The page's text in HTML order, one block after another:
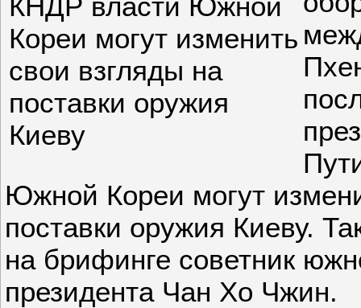
Южной Кореи могут
поставки оружия Киеву.
на брифинге советник
президента Чан Хо Чжин.